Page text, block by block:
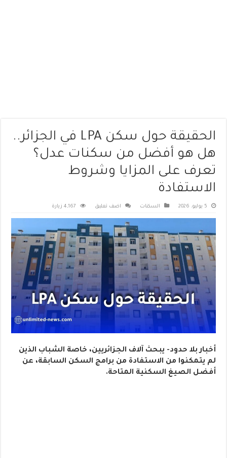
الحقيقة حول سكن LPA في الجزائر..
هل هو أفضل من سكنات عدل؟
تعرف على المزايا وشروط
الاستفادة
5 يوليو، 2026 السكنات اضف تعليق 4,167 زيارة
أخبار بلا حدود- يبحث آلاف الجزائريين، خاصة الشباب الذين
لم يتمكنوا من الاستفادة من برامج السكن السابقة، عن
أفضل الصيغ السكنية المتاحة.